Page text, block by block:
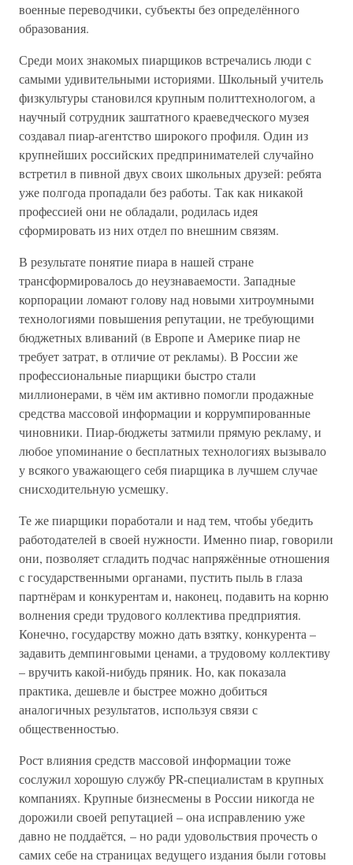
военные переводчики, субъекты без определённого
образования.
Среди моих знакомых пиарщиков встречались люди с
самыми удивительными историями. Школьный учитель
физкультуры становился крупным политтехнологом, а
научный сотрудник заштатного краеведческого музея
создавал пиар-агентство широкого профиля. Один из
крупнейших российских предпринимателей случайно
встретил в пивной двух своих школьных друзей: ребята
уже полгода пропадали без работы. Так как никакой
профессией они не обладали, родилась идея
сформировать из них отдел по внешним связям.
В результате понятие пиара в нашей стране
трансформировалось до неузнаваемости. Западные
корпорации ломают голову над новыми хитроумными
технологиями повышения репутации, не требующими
бюджетных вливаний (в Европе и Америке пиар не
требует затрат, в отличие от рекламы). В России же
профессиональные пиарщики быстро стали
миллионерами, в чём им активно помогли продажные
средства массовой информации и коррумпированные
чиновники. Пиар-бюджеты затмили прямую рекламу, и
любое упоминание о бесплатных технологиях вызывало
у всякого уважающего себя пиарщика в лучшем случае
снисходительную усмешку.
Те же пиарщики поработали и над тем, чтобы убедить
работодателей в своей нужности. Именно пиар, говорили
они, позволяет сгладить подчас напряжённые отношения
с государственными органами, пустить пыль в глаза
партнёрам и конкурентам и, наконец, подавить на корню
волнения среди трудового коллектива предприятия.
Конечно, государству можно дать взятку, конкурента –
задавить демпинговыми ценами, а трудовому коллективу
– вручить какой-нибудь пряник. Но, как показала
практика, дешевле и быстрее можно добиться
аналогичных результатов, используя связи с
общественностью.
Рост влияния средств массовой информации тоже
сослужил хорошую службу PR-специалистам в крупных
компаниях. Крупные бизнесмены в России никогда не
дорожили своей репутацией – она исправлению уже
давно не поддаётся, – но ради удовольствия прочесть о
самих себе на страницах ведущего издания были готовы